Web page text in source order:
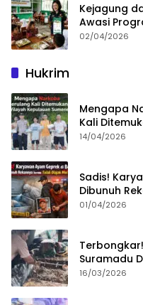
Kejagung
Awasi
02/04/2026
Hukrim
Mengapa
Kali
Sumenep?
14/04/2026
Sadis!
Dibunuh
Merampok
01/04/2026
Suramadu
16/03/2026